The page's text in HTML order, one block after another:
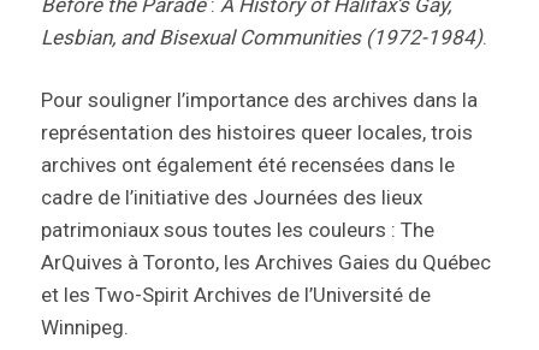
Lesbian, and Bisexual Communities (1972-1984).
Pour souligner l’importance des archives dans la
représentation des histoires queer locales, trois
archives ont également été recensées dans le
cadre de l’initiative des Journées des lieux
patrimoniaux sous toutes les couleurs : The
ArQuives à Toronto, les Archives Gaies du Québec
et les Two-Spirit Archives de l’Université de
Winnipeg.